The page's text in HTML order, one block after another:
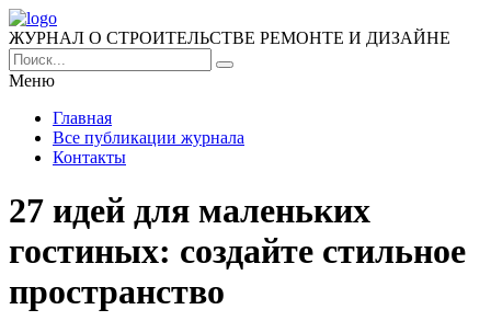
ЖУРНАЛ О СТРОИТЕЛЬСТВЕ РЕМОНТЕ И ДИЗАЙНЕ
Меню
Главная
Все публикации журнала
Контакты
27 идей для маленьких
гостиных: создайте стильное
пространство